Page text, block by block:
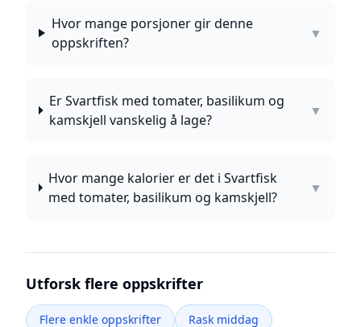
Hvor mange porsjoner gir denne
oppskriften?
▼
Er Svartfisk med tomater, basilikum og
kamskjell vanskelig å lage?
▼
Hvor mange kalorier er det i Svartfisk
med tomater, basilikum og kamskjell?
▼
Utforsk flere oppskrifter
Flere enkle oppskrifter
Rask middag